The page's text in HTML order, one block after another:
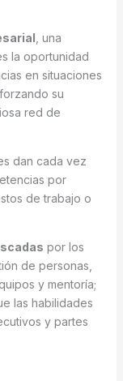
, una
la oportunidad
en situaciones
su
red de
dan cada vez
por
de trabajo o
por los
de personas,
y mentoría;
las habilidades
y partes